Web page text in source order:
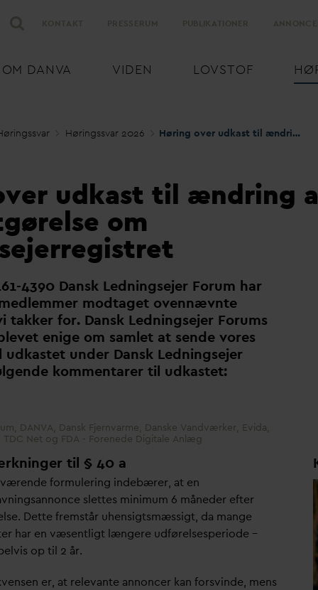
OM DANVA VIDEN LOVSTOF
var Høringssvar 2026 Høring over udkast til ændring af bekendtgørelse om Ledningsejerregistret
udkast til ændring
om
4390 Dansk Ledningsejer Forum har
modtaget ovennævnte
takker for. Dansk Ledningsejer Forums
enige om samlet at sende vores
udkastet under Dansk Ledningsejer
kommentarer til udkastet:
DANVA, Dansk Fjernvarme, Danske Vandværker, Evida,
TDC Net og FDA - Forenede Digitale Anlæg
til § 40 a
formulering indebærer, at en
slettes minimum 6 måneder efter
Dette fremstår uhensigtsmæssigt, da mange
har en væsentligt længere udførelsesperiode –
op til 2 år.
er, at relevante annoncer kan forsvinde, mens